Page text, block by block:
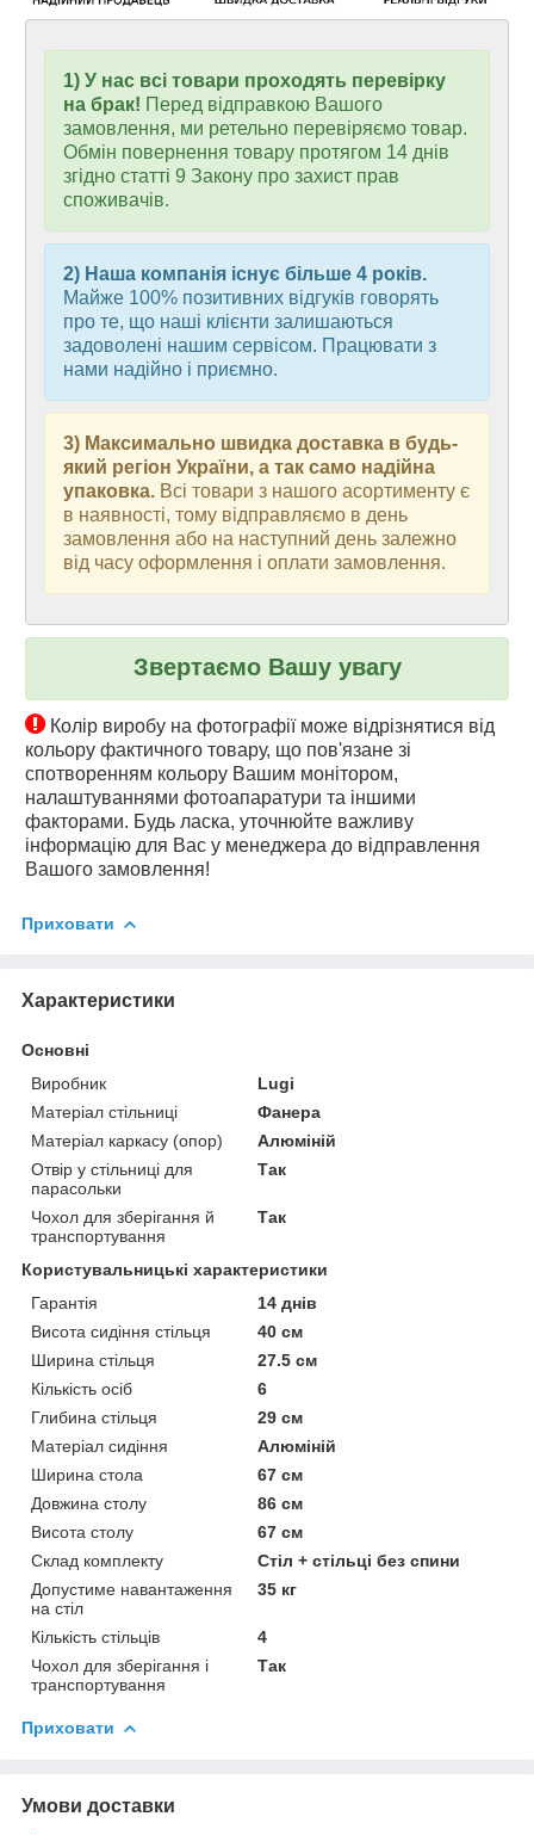
1) У нас всі товари проходять перевірку
на брак! Перед відправкою Вашого
замовлення, ми ретельно перевіряємо товар.
Обмін повернення товару протягом 14 днів
згідно статті 9 Закону про захист прав
споживачів.
2) Наша компанія існує більше 4 років.
Майже 100% позитивних відгуків говорять
про те, що наші клієнти залишаються
задоволені нашим сервісом. Працювати з
нами надійно і приємно.
3) Максимально швидка доставка в будь-
який регіон України, а так само надійна
упаковка. Всі товари з нашого асортименту є
в наявності, тому відправляємо в день
замовлення або на наступний день залежно
від часу оформлення і оплати замовлення.
Звертаємо Вашу увагу
Колір виробу на фотографії може відрізнятися від
кольору фактичного товару, що пов'язане зі
спотворенням кольору Вашим монітором,
налаштуваннями фотоапаратури та іншими
факторами. Будь ласка, уточнюйте важливу
інформацію для Вас у менеджера до відправлення
Вашого замовлення!
Приховати
Характеристики
Основні
Виробник
Lugi
Матеріал стільниці
Фанера
Матеріал каркасу (опор)
Алюміній
Отвір у стільниці для
парасольки
Так
Чохол для зберігання й
транспортування
Так
Користувальницькі характеристики
Гарантія
14 днів
Висота сидіння стільця
40 см
Ширина стільця
27.5 см
Кількість осіб
6
Глибина стільця
29 см
Матеріал сидіння
Алюміній
Ширина стола
67 см
Довжина столу
86 см
Висота столу
67 см
Склад комплекту
Стіл + стільці без спини
Допустиме навантаження
на стіл
35 кг
Кількість стільців
4
Чохол для зберігання і
транспортування
Так
Приховати
Умови доставки